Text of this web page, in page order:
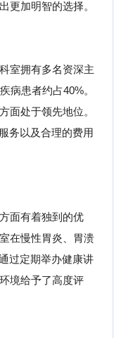
更加明智的选择。
室拥有多名资深主
病患者约占40%。
面处于领先地位。
务以及合理的费用
面有着独到的优
在慢性胃炎、胃溃
过定期举办健康讲
境给予了高度评